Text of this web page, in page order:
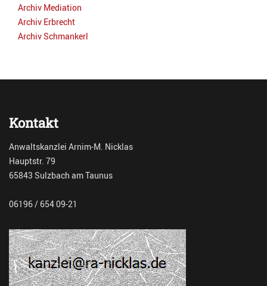
Archiv Mediation
Archiv Erbrecht
Archiv Schmankerl
Kontakt
Anwaltskanzlei Arnim-M. Nicklas
Hauptstr. 79
65843 Sulzbach am Taunus
06196 / 654 09-21